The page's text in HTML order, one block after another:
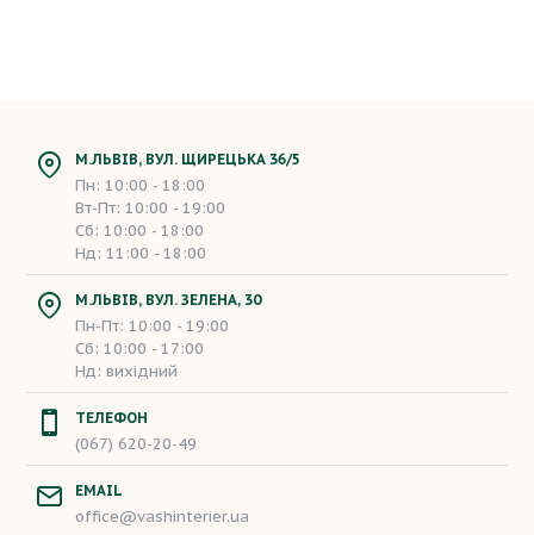
М.ЛЬВІВ, ВУЛ. ЩИРЕЦЬКА 36/5
Пн: 10:00 - 18:00
Вт-Пт: 10:00 - 19:00
Сб: 10:00 - 18:00
Нд: 11:00 - 18:00
М.ЛЬВІВ, ВУЛ. ЗЕЛЕНА, 30
Пн-Пт: 10:00 - 19:00
Сб: 10:00 - 17:00
Нд: вихідний
ТЕЛЕФОН
(067) 620-20-49
EMAIL
office@vashinterier.ua